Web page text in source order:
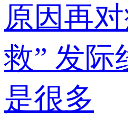
原因再
救” 发际
是很多